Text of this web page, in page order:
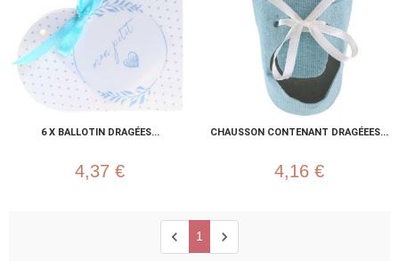
6 X BALLOTIN DRAGÉES...
4,37 €
CHAUSSON CONTENANT DRAGÉEES...
4,16 €
chevron_left 1 chevron_right